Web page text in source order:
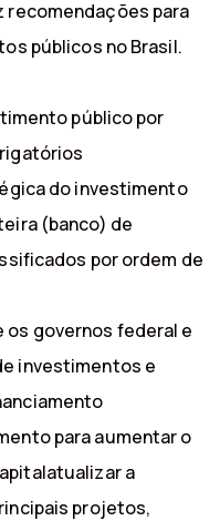
recomendações para
públicos no Brasil.
público por
do investimento
(banco) de
por ordem de
os governos federal e
investimentos e
para aumentar o
a
projetos,